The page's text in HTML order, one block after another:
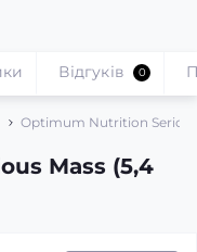
Optimum Nutrition
Mass (5,4
Відгуків 0